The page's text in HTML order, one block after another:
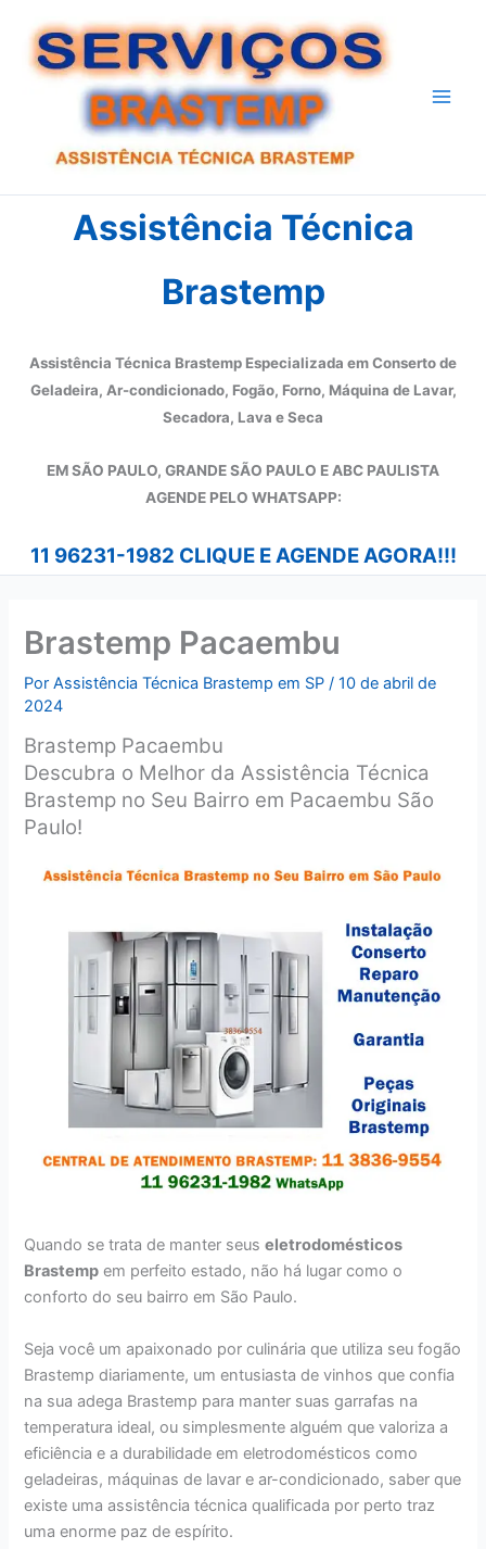
para
Assistência Técnica
Brastemp
Assistência Técnica Brastemp Especializada em Conserto de
Geladeira, Ar-condicionado, Fogão, Forno, Máquina de Lavar,
Secadora, Lava e Seca
EM SÃO PAULO, GRANDE SÃO PAULO E ABC PAULISTA
AGENDE PELO WHATSAPP:
11 96231-1982 CLIQUE E AGENDE AGORA!!!
Brastemp Pacaembu
PorAssistência Técnica Brastemp em SP /10 de abril de
2024
Brastemp Pacaembu
Descubra o Melhor da Assistência Técnica
Brastemp no Seu Bairro em Pacaembu São
Paulo!
Quando se trata de manter seuseletrodomésticos
Brastemp em perfeito estado, não há lugar como o
conforto do seu bairro em São Paulo.
Seja você um apaixonado por culinária que utiliza seu fogão
Brastemp diariamente, um entusiasta de vinhos que confia
na sua adega Brastemp para manter suas garrafas na
temperatura ideal, ou simplesmente alguém que valoriza a
eficiência e a durabilidade em eletrodomésticos como
geladeiras, máquinas de lavar e ar-condicionado, saber que
existe uma assistência técnica qualificada por perto traz
uma enorme paz de espírito.